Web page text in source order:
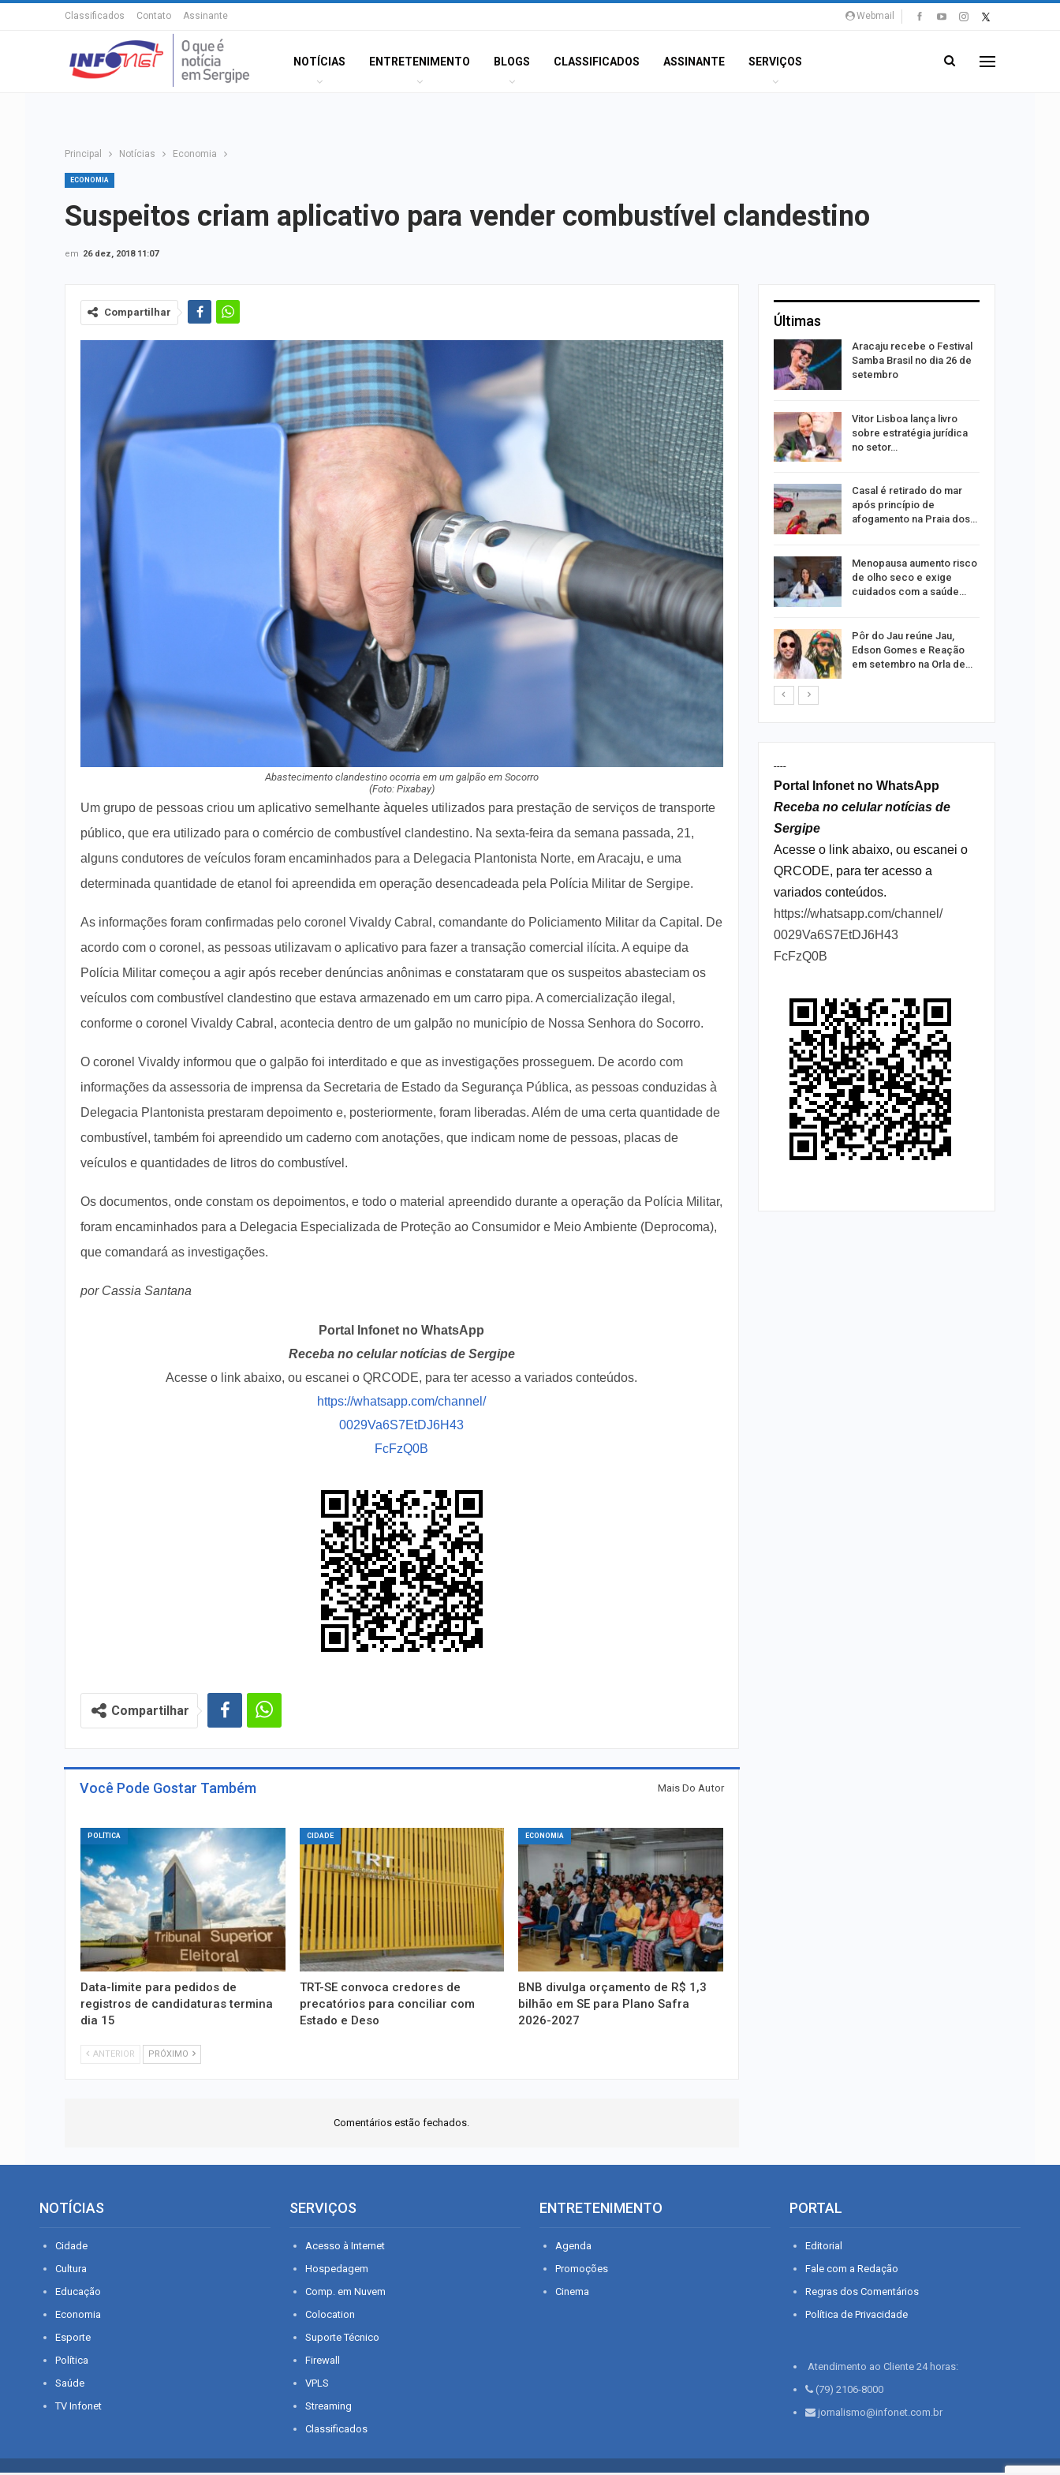
Webmail
Classificados Contato Assinante
NOTÍCIAS ENTRETENIMENTO BLOGS CLASSIFICADOS ASSINANTE SERVIÇOS
Principal Notícias Economia
ECONOMIA
Suspeitos criam aplicativo para vender combustível clandestino
em 26 dez, 2018 11:07
Compartilhar
Abastecimento clandestino ocorria em um galpão em Socorro
(Foto: Pixabay)
Um grupo de pessoas criou um aplicativo semelhante àqueles utilizados para prestação de serviços de transporte
público, que era utilizado para o comércio de combustível clandestino. Na sexta-feira da semana passada, 21,
alguns condutores de veículos foram encaminhados para a Delegacia Plantonista Norte, em Aracaju, e uma
determinada quantidade de etanol foi apreendida em operação desencadeada pela Polícia Militar de Sergipe.
As informações foram confirmadas pelo coronel Vivaldy Cabral, comandante do Policiamento Militar da Capital. De
acordo com o coronel, as pessoas utilizavam o aplicativo para fazer a transação comercial ilícita. A equipe da
Polícia Militar começou a agir após receber denúncias anônimas e constataram que os suspeitos abasteciam os
veículos com combustível clandestino que estava armazenado em um carro pipa. A comercialização ilegal,
conforme o coronel Vivaldy Cabral, acontecia dentro de um galpão no município de Nossa Senhora do Socorro.
O coronel Vivaldy informou que o galpão foi interditado e que as investigações prosseguem. De acordo com
informações da assessoria de imprensa da Secretaria de Estado da Segurança Pública, as pessoas conduzidas à
Delegacia Plantonista prestaram depoimento e, posteriormente, foram liberadas. Além de uma certa quantidade de
combustível, também foi apreendido um caderno com anotações, que indicam nome de pessoas, placas de
veículos e quantidades de litros do combustível.
Os documentos, onde constam os depoimentos, e todo o material apreendido durante a operação da Polícia Militar,
foram encaminhados para a Delegacia Especializada de Proteção ao Consumidor e Meio Ambiente (Deprocoma),
que comandará as investigações.
por Cassia Santana
Portal Infonet no WhatsApp
Receba no celular notícias de Sergipe
Acesse o link abaixo, ou escanei o QRCODE, para ter acesso a variados conteúdos.
https://whatsapp.com/channel/
0029Va6S7EtDJ6H43
FcFzQ0B
Compartilhar
Você Pode Gostar Também Mais Do Autor
POLÍTICA
Data-limite para pedidos de
registros de candidaturas termina
dia 15
CIDADE
TRT-SE convoca credores de
precatórios para conciliar com
Estado e Deso
ECONOMIA
BNB divulga orçamento de R$ 1,3
bilhão em SE para Plano Safra
2026-2027
ANTERIOR PRÓXIMO
Comentários estão fechados.
Últimas
Atraso na ampliação do
teste do pezinho dificulta
diagnóstico da…
Jovem é apreendida após
se passar por funcionária
pública em…
Artista sergipana Bruna
Ribeiro lança novo single
sobre o amor…
Suspeito de matar
companheira a facadas
em Gararu é preso
Governo alerta para
golpes de renegociação
de dívidas nas redes
Aracaju recebe o Festival
Samba Brasil no dia 26 de
setembro
Vitor Lisboa lança livro
sobre estratégia jurídica
no setor…
Casal é retirado do mar
após princípio de
afogamento na Praia dos…
Menopausa aumento risco
de olho seco e exige
cuidados com a saúde…
Pôr do Jau reúne Jau,
Edson Gomes e Reação
em setembro na Orla de…
----
Portal Infonet no WhatsApp
Receba no celular notícias de
Sergipe
Acesse o link abaixo, ou escanei o
QRCODE, para ter acesso a
variados conteúdos.
https://whatsapp.com/channel/
0029Va6S7EtDJ6H43
FcFzQ0B
NOTÍCIAS
Cidade
Cultura
Educação
Economia
Esporte
Política
Saúde
TV Infonet
SERVIÇOS
Acesso à Internet
Hospedagem
Comp. em Nuvem
Colocation
Suporte Técnico
Firewall
VPLS
Streaming
Classificados
ENTRETENIMENTO
Agenda
Promoções
Cinema
PORTAL
Editorial
Fale com a Redação
Regras dos Comentários
Política de Privacidade
Atendimento ao Cliente 24 horas:
(79) 2106-8000
jornalismo@infonet.com.br